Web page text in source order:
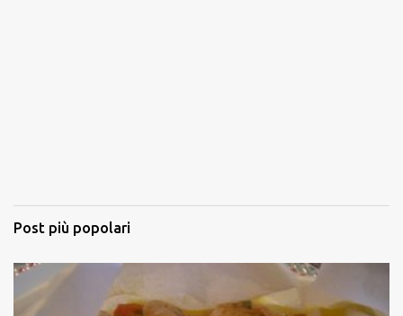
Post più popolari